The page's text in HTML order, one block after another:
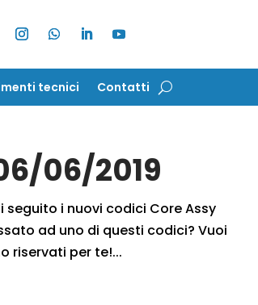
tecnici Contatti
tecnici Contatti
06/2019
seguito i nuovi codici Core Assy
ad uno di questi codici? Vuoi
riservati per te!...